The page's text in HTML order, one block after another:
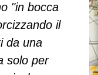
"in bocca
il
da una
solo per